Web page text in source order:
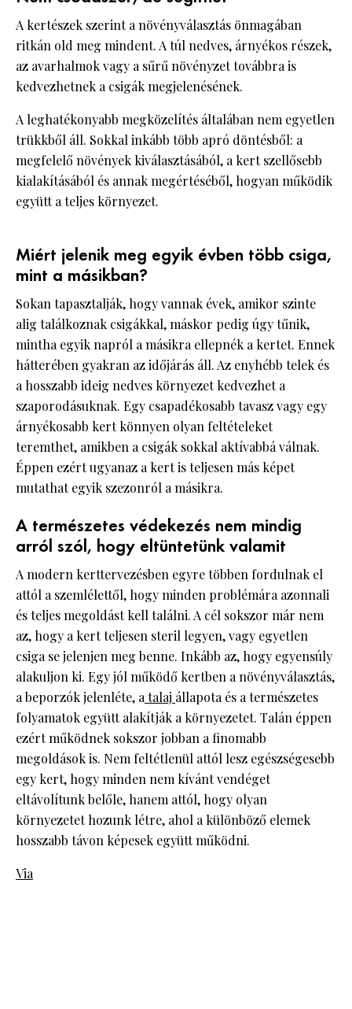
A kertészek szerint a növényválasztás önmagában
ritkán old meg mindent. A túl nedves, árnyékos részek,
az avarhalmok vagy a sűrű növényzet továbbra is
kedvezhetnek a csigák megjelenésének.
A leghatékonyabb megközelítés általában nem egyetlen
trükkből áll. Sokkal inkább több apró döntésből: a
megfelelő növények kiválasztásából, a kert szellősebb
kialakításából és annak megértéséből, hogyan működik
együtt a teljes környezet.
Miért jelenik meg egyik évben több csiga,
mint a másikban?
Sokan tapasztalják, hogy vannak évek, amikor szinte
alig találkoznak csigákkal, máskor pedig úgy tűnik,
mintha egyik napról a másikra ellepnék a kertet. Ennek
hátterében gyakran az időjárás áll. Az enyhébb telek és
a hosszabb ideig nedves környezet kedvezhet a
szaporodásuknak. Egy csapadékosabb tavasz vagy egy
árnyékosabb kert könnyen olyan feltételeket
teremthet, amikben a csigák sokkal aktívabbá válnak.
Éppen ezért ugyanaz a kert is teljesen más képet
mutathat egyik szezonról a másikra.
A természetes védekezés nem mindig
arról szól, hogy eltüntetünk valamit
A modern kerttervezésben egyre többen fordulnak el
attól a szemlélettől, hogy minden problémára azonnali
és teljes megoldást kell találni. A cél sokszor már nem
az, hogy a kert teljesen steril legyen, vagy egyetlen
csiga se jelenjen meg benne. Inkább az, hogy egyensúly
alakuljon ki. Egy jól működő kertben a növényválasztás,
a beporzók jelenléte, a talaj állapota és a természetes
folyamatok együtt alakítják a környezetet. Talán éppen
ezért működnek sokszor jobban a finomabb
megoldások is. Nem feltétlenül attól lesz egészségesebb
egy kert, hogy minden nem kívánt vendéget
eltávolítunk belőle, hanem attól, hogy olyan
környezetet hozunk létre, ahol a különböző elemek
hosszabb távon képesek együtt működni.
Via